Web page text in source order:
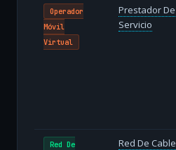
Operador
Móvil
Virtual
Prestador De
Servicio
Red De
Red De Cable